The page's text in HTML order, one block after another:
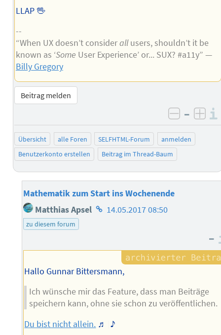
LLAP 🖖
--
“When UX doesn’t considerallusers, shouldn’t it be
known as ‘Some User Experience’ or... SUX? #a11y” —
Billy Gregory
Beitrag melden
negativ
–
Übersicht alle Foren SELFHTML-Forum
anmelden
Benutzerkonto erstellen
Beitrag im Thread-Baum
Mathematik zum Start ins Wochenende
Matthias Apsel Homepage
14.05.2017 08:50
zu diesem forum
–
Hallo Gunnar Bittersmann,
Ich wünsche mir das Feature, dass man Beiträge
speichern kann, ohne sie schon zu veröffentlichen.
Du bist nicht allein. ♬ ♩ ♪